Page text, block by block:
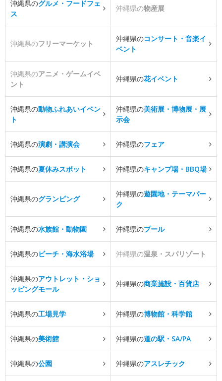
沖縄県のグルメ・フードフェ
ス
沖縄県の物産展
沖縄県のフリーマーケット
沖縄県のコンサート・音楽イ
ベント
沖縄県のアニメ・ゲームイベ
ント
沖縄県の花イベント
沖縄県の動物ふれあいイベン
ト
沖縄県の美術展・博物展・展
示会
沖縄県の演劇・講演会 沖縄県のフェア
沖縄県の夏休みスポット 沖縄県のキャンプ場・BBQ場
沖縄県のグランピング
沖縄県の遊園地・テーマパー
ク
沖縄県の水族館・動物園 沖縄県のプール
沖縄県のビーチ・海水浴場 沖縄県の温泉・スパリゾート
沖縄県のアウトレット・ショ
ッピングモール
沖縄県の商業施設・百貨店
沖縄県の工場見学 沖縄県の博物館・科学館
沖縄県の美術館 沖縄県の道の駅・SA/PA
沖縄県の公園 沖縄県のアスレチック